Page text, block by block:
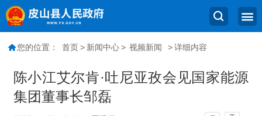
您的位置： 首页 > 新闻中心 > 视频新闻 > 详细内容
陈小江艾尔肯·吐尼亚孜会见国家能源
集团董事长邹磊